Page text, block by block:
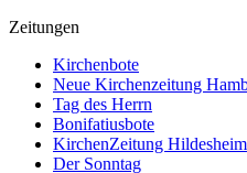
Zeitungen
Kirchenbote
Neue Kirchenzeitung
Tag des Herrn
Bonifatiusbote
KirchenZeitung Hildesheim
Der Sonntag